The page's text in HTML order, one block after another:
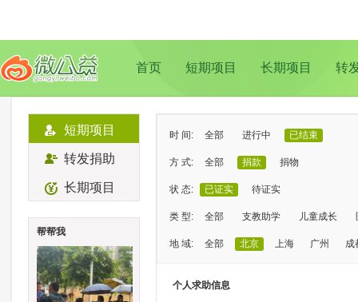
首页 短期项目 长期项目 转
短期项目
转发捐助
长期项目
帮帮我
时 间: 全部 进行中 已结束
方 式: 全部 捐款 捐物
状 态: 已证实 待证实
类 型: 全部 支教助学 儿童成长
地 域: 全部 北京 上海 广州 成
个人求助信息